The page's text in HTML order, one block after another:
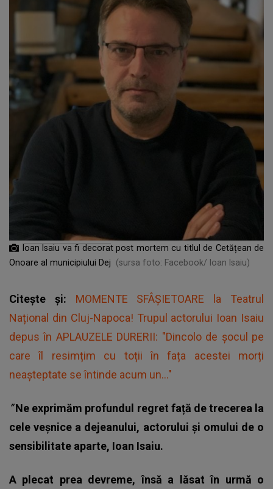
Ioan Isaiu va fi decorat post mortem cu titlul de Cetățean de
Onoare al municipiului Dej
(sursa foto: Facebook/ Ioan Isaiu)
Citește și: MOMENTE SFÂȘIETOARE la Teatrul
Național din Cluj-Napoca! Trupul actorului Ioan Isaiu
depus în APLAUZELE DURERII: "Dincolo de șocul pe
care îl resimțim cu toții în fața acestei morți
neașteptate se întinde acum un..."
”Ne exprimăm profundul regret față de trecerea la
cele veșnice a dejeanului, actorului și omului de o
sensibilitate aparte, Ioan Isaiu.
A plecat prea devreme, însă a lăsat în urmă o